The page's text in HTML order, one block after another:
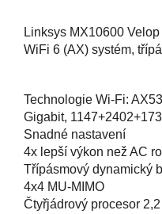
Linksys MX10600
WiFi 6 (AX) systém,
Technologie Wi-Fi:
Gigabit,
Snadné nastavení
4x lepší výkon než AC
Třípásmový dynamický
4x4 MU-MIMO
Čtyřjádrový procesor